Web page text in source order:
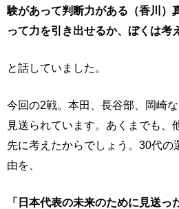
験があって判断力がある（香川）
って力を引き出せるか、ぼくは考
と話していました。
今回の2戦。本田、長谷部、岡崎
見送られています。あくまでも、
先に考えたからでしょう。30代の
由を、
「日本代表の未来のために見送っ